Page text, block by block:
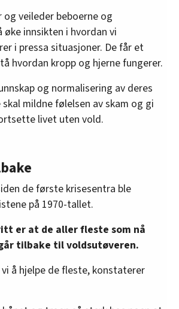
og veileder beboerne og
øke innsikten i hvordan vi
i pressa situasjoner. De får et
hvordan kropp og hjerne fungerer.
og normalisering av deres
mildne følelsen av skam og gi
livet uten vold.
de første krisesentra ble
på 1970-tallet.
er at de aller fleste som nå
tilbake til voldsutøveren.
å hjelpe de fleste, konstaterer